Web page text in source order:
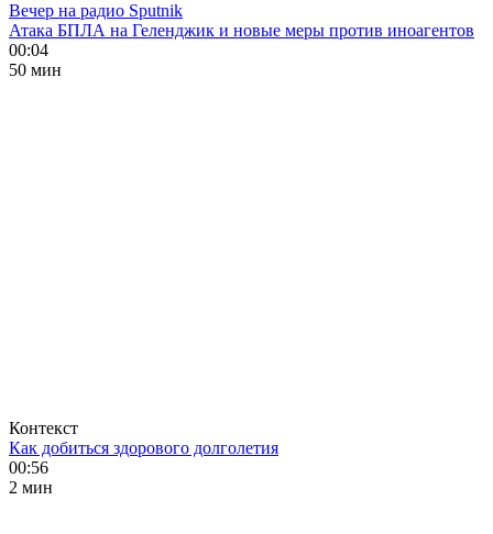
Вечер на радио Sputnik
Атака БПЛА на Геленджик и новые меры против иноагентов
00:04
50 мин
Контекст
Как добиться здорового долголетия
00:56
2 мин